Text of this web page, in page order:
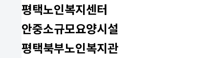
평택노인복지센터
안중소규모요양시설
평택북부노인복지관